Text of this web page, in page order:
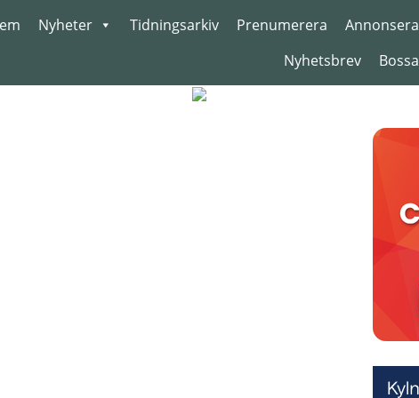
Nyheter Tidningsarkiv Prenumerera Annonsera
Nyhetsbrev
Bossa